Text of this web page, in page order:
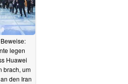
legen
Huawei
brach, um
den Iran